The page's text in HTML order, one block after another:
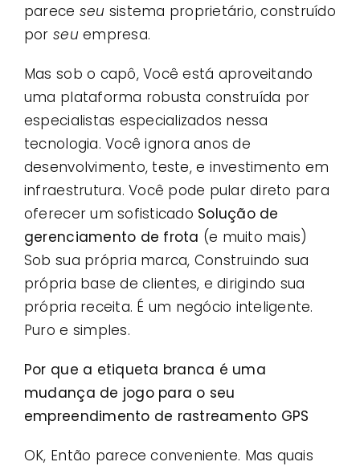
parece seu sistema proprietário, construído
porseuempresa.
Mas sob o capô, Você está aproveitando
uma plataforma robusta construída por
especialistas especializados nessa
tecnologia. Você ignora anos de
desenvolvimento, teste, e investimento em
infraestrutura. Você pode pular direto para
oferecer um sofisticado Solução de
gerenciamento de frota (e muito mais)
Sob sua própria marca, Construindo sua
própria base de clientes, e dirigindo sua
própria receita. É um negócio inteligente.
Puro e simples.
Por que a etiqueta branca é uma
mudança de jogo para o seu
empreendimento de rastreamento GPS
OK, Então parece conveniente. Mas quais